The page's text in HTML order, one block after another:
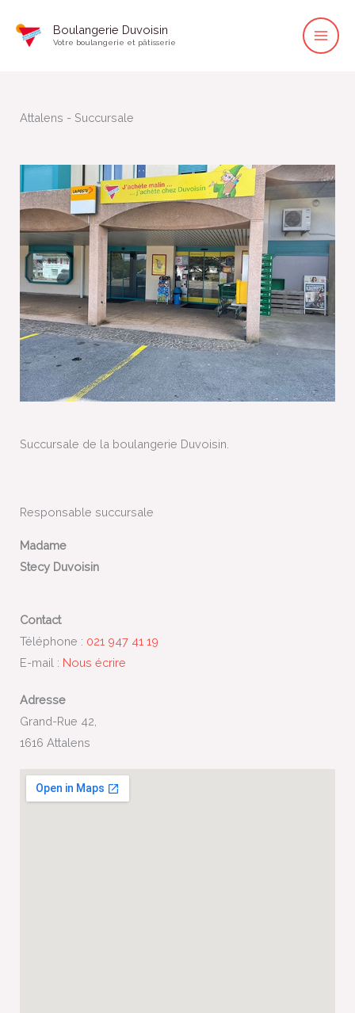
Boulangerie Duvoisin
Votre boulangerie et pâtisserie
Attalens - Succursale
Succursale de la boulangerie Duvoisin.
Responsable succursale
Madame
Stecy Duvoisin
Contact
Téléphone : 021 947 41 19
E-mail : Nous écrire
Adresse
Grand-Rue 42,
1616 Attalens